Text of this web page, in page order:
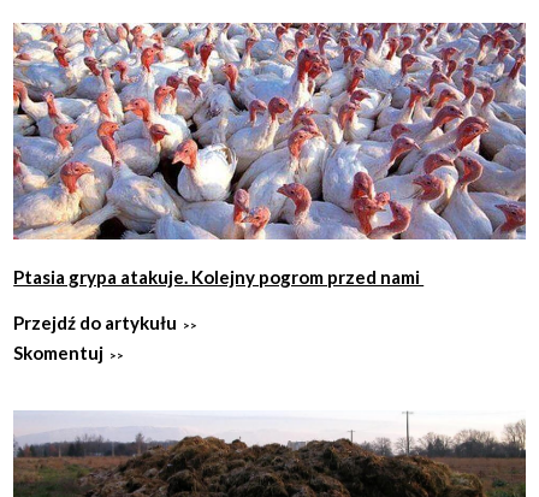
Ptasia grypa atakuje. Kolejny pogrom przed nami
Przejdź do artykułu
Skomentuj